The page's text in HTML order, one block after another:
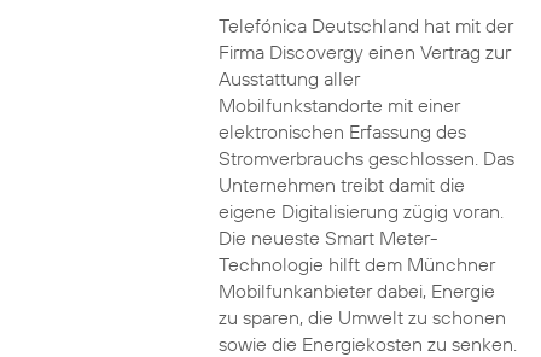
Telefónica Deutschland hat mit der
Firma Discovergy einen Vertrag zur
Ausstattung aller
Mobilfunkstandorte mit einer
elektronischen Erfassung des
Stromverbrauchs geschlossen. Das
Unternehmen treibt damit die
eigene Digitalisierung zügig voran.
Die neueste Smart Meter-
Technologie hilft dem Münchner
Mobilfunkanbieter dabei, Energie
zu sparen, die Umwelt zu schonen
sowie die Energiekosten zu senken.